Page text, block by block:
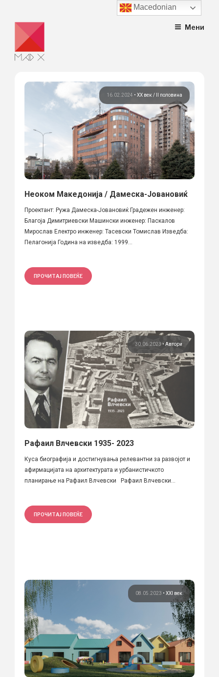
content
Мени
16.02.2024 • ХХ век / II половина
Неоком Македонија / Дамеска-Јовановиќ
Проектант: Ружа Дамеска-Јовановиќ Градежен инженер:
Благоја Димитриевски Машински инженер: Паскалов
Мирослав Електро инженер: Тасевски Томислав Изведба:
Пелагонија Година на изведба: 1999...
ПРОЧИТАЈ ПОВЕЌЕ
30.06.2023 • Автори
Рафаил Влчевски 1935- 2023
Куса биографија и достигнувања релевантни за развојот и
афирмацијата на архитектурата и урбанистичкото
планирање на Рафаил Влчевски Рафаил Влчевски...
ПРОЧИТАЈ ПОВЕЌЕ
08.05.2023 • XXI век
Macedonian